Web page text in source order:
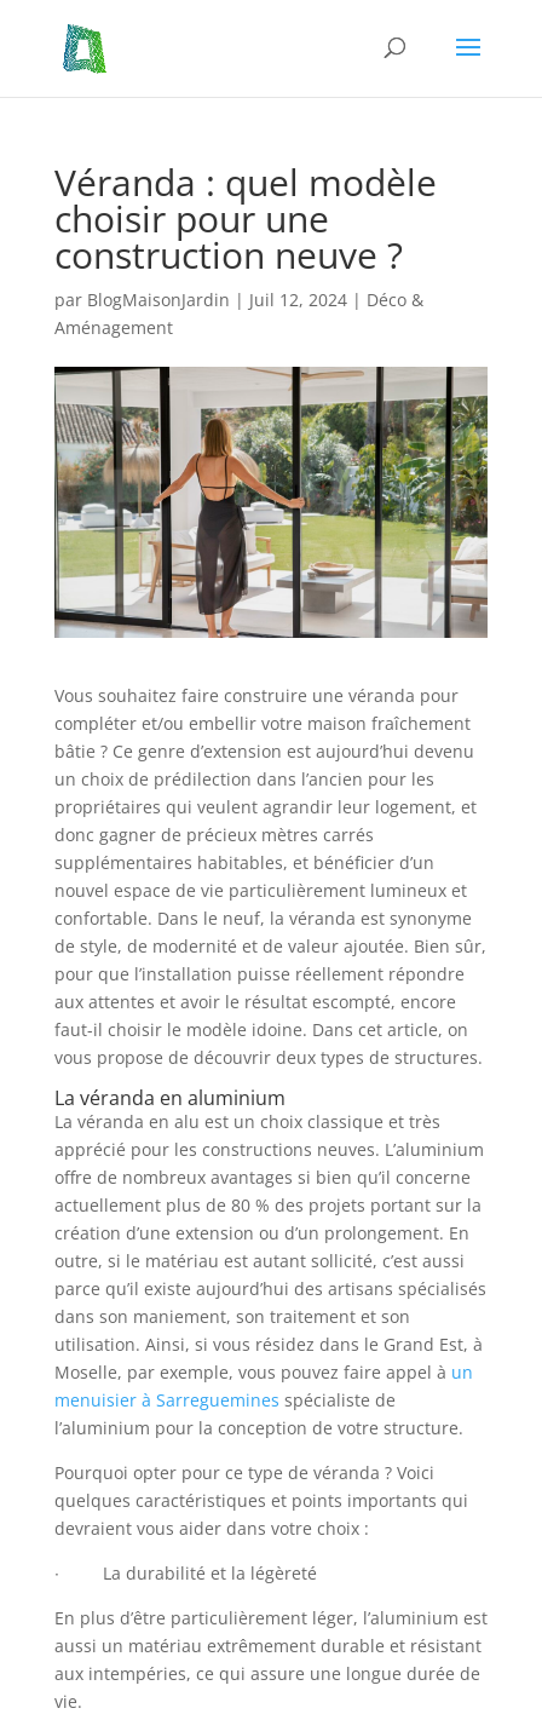
Véranda : quel modèle
choisir pour une
construction neuve ?
par BlogMaisonJardin | Juil 12, 2024| Déco &
Aménagement
Vous souhaitez faire construire une véranda pour
compléter et/ou embellir votre maison fraîchement
bâtie ? Ce genre d’extension est aujourd’hui devenu
un choix de prédilection dans l’ancien pour les
propriétaires qui veulent agrandir leur logement, et
donc gagner de précieux mètres carrés
supplémentaires habitables, et bénéficier d’un
nouvel espace de vie particulièrement lumineux et
confortable. Dans le neuf, la véranda est synonyme
de style, de modernité et de valeur ajoutée. Bien sûr,
pour que l’installation puisse réellement répondre
aux attentes et avoir le résultat escompté, encore
faut-il choisir le modèle idoine. Dans cet article, on
vous propose de découvrir deux types de structures.
La véranda en aluminium
La véranda en alu est un choix classique et très
apprécié pour les constructions neuves. L’aluminium
offre de nombreux avantages si bien qu’il concerne
actuellement plus de 80 % des projets portant sur la
création d’une extension ou d’un prolongement. En
outre, si le matériau est autant sollicité, c’est aussi
parce qu’il existe aujourd’hui des artisans spécialisés
dans son maniement, son traitement et son
utilisation. Ainsi, si vous résidez dans le Grand Est, à
Moselle, par exemple, vous pouvez faire appel à un
menuisier à Sarreguemines spécialiste de
l’aluminium pour la conception de votre structure.
Pourquoi opter pour ce type de véranda ? Voici
quelques caractéristiques et points importants qui
devraient vous aider dans votre choix :
∙ La durabilité et la légèreté
En plus d’être particulièrement léger, l’aluminium est
aussi un matériau extrêmement durable et résistant
aux intempéries, ce qui assure une longue durée de
vie.